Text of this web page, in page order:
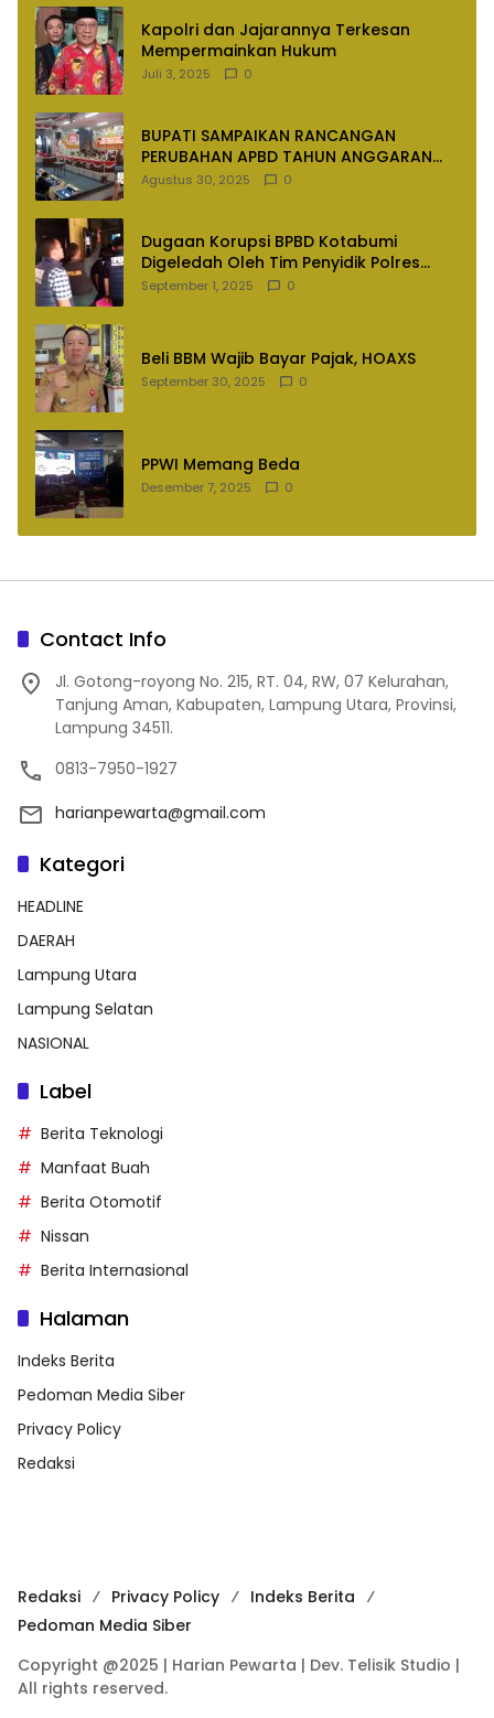
Kapolri dan Jajarannya Terkesan
Mempermainkan Hukum
Juli 3, 2025 0
BUPATI SAMPAIKAN RANCANGAN
PERUBAHAN APBD TAHUN ANGGARAN
2025
Agustus 30, 2025 0
Dugaan Korupsi BPBD Kotabumi
Digeledah Oleh Tim Penyidik Polres
Lampung Utara
September 1, 2025 0
Beli BBM Wajib Bayar Pajak, HOAXS
September 30, 2025 0
PPWI Memang Beda
Desember 7, 2025 0
Contact Info
Jl. Gotong-royong No. 215, RT. 04, RW, 07 Kelurahan,
Tanjung Aman, Kabupaten, Lampung Utara, Provinsi,
Lampung 34511.
0813-7950-1927
harianpewarta@gmail.com
Kategori
HEADLINE
DAERAH
Lampung Utara
Lampung Selatan
NASIONAL
Label
Berita Teknologi
Manfaat Buah
Berita Otomotif
Nissan
Berita Internasional
Halaman
Indeks Berita
Pedoman Media Siber
Privacy Policy
Redaksi
Redaksi Privacy Policy
Indeks Berita
Pedoman Media Siber
Copyright @2025 | Harian Pewarta | Dev. Telisik Studio |
All rights reserved.